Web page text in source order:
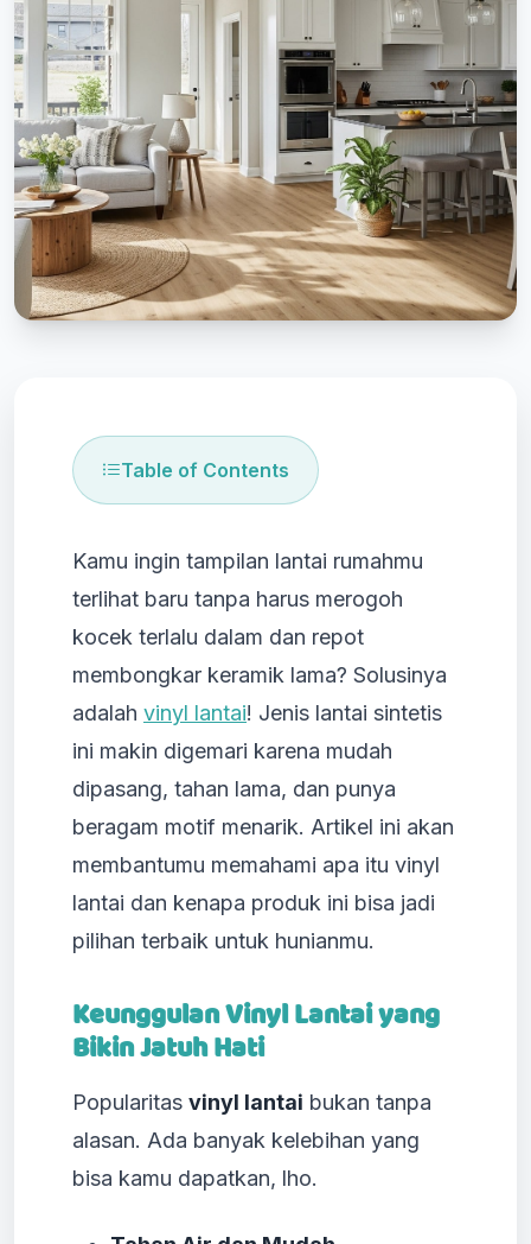
Table of Contents
Kamu ingin tampilan lantai rumahmu
terlihat baru tanpa harus merogoh
kocek terlalu dalam dan repot
membongkar keramik lama? Solusinya
adalah vinyl lantai! Jenis lantai sintetis
ini makin digemari karena mudah
dipasang, tahan lama, dan punya
beragam motif menarik. Artikel ini akan
membantumu memahami apa itu vinyl
lantai dan kenapa produk ini bisa jadi
pilihan terbaik untuk hunianmu.
Keunggulan Vinyl Lantai yang
Bikin Jatuh Hati
Popularitas vinyl lantai bukan tanpa
alasan. Ada banyak kelebihan yang
bisa kamu dapatkan, lho.